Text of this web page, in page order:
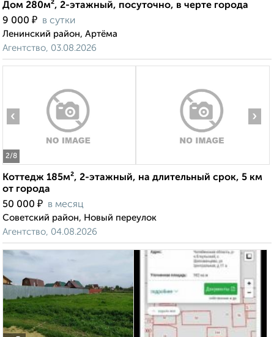
Дом 280м², 2-этажный, посуточно, в черте города
9 000 ₽ в сутки
Ленинский район, Артёма
Агентство, 03.08.2026
2/8
‹ ›
Коттедж 185м², 2-этажный, на длительный срок, 5 км
от города
50 000 ₽ в месяц
Советский район, Новый переулок
Агентство, 04.08.2026